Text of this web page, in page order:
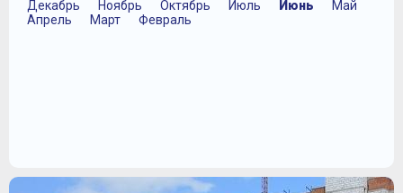
Декабрь Ноябрь Октябрь Июль Июнь
Май
Апрель
Март Февраль